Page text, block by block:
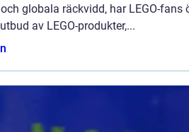
globala räckvidd, har LEGO-
av LEGO-produkter,...